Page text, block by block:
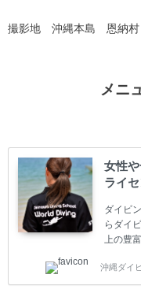
撮影地 沖縄本島 恩納村
メニ
女性
ライ
ダイビ
らダイ
上の豊
(TEC)の
講する
沖縄ダイ